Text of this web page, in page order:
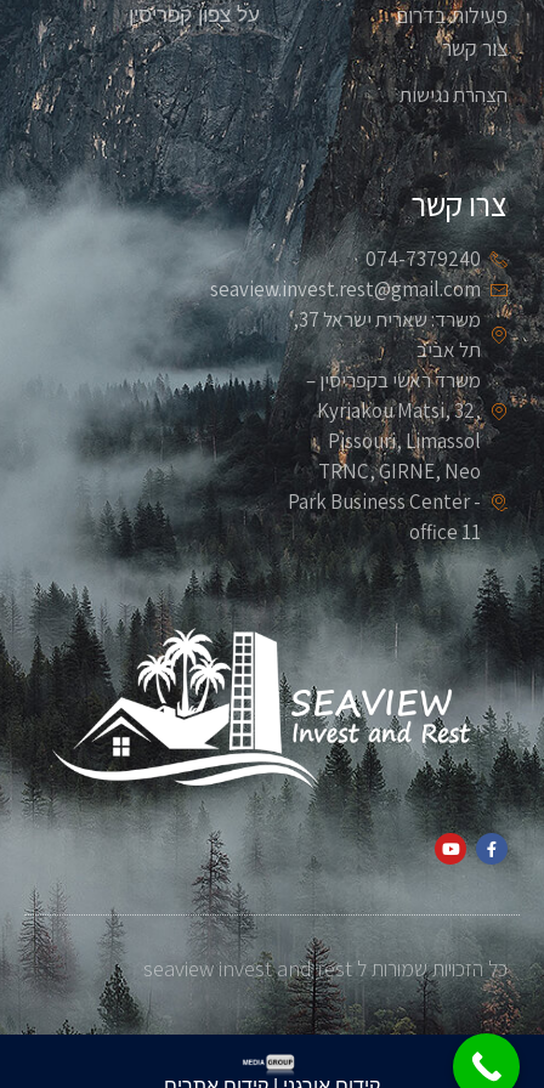
פעילות בדרום
צור קשר
הצהרת נגישות
על צפון קפריסין
צרו קשר
074-7379240
seaview.invest.rest@gmail.com
משרד: שארית ישראל 37,
תל אביב
משרד ראשי בקפריסין –
Kyriakou Matsi, 32,
Pissouri, Limassol
TRNC, GIRNE, Neo
Park Business Center -
office 11
כל הזכויות שמורות ל seaview invest and rest